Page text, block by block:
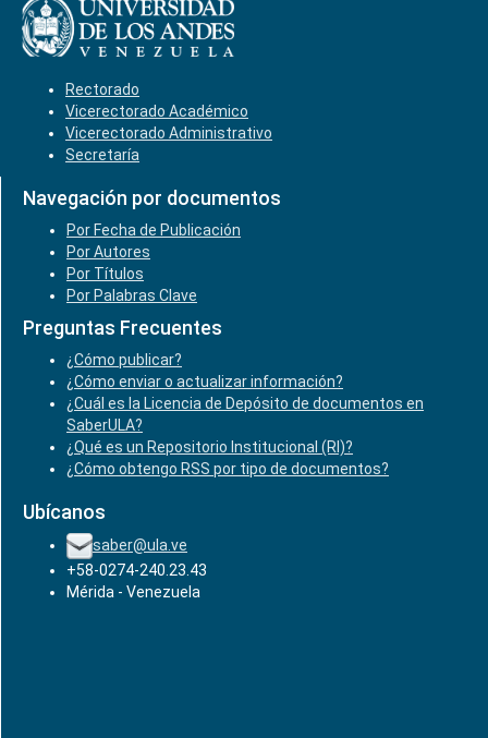
Rectorado
Vicerectorado Académico
Vicerectorado Administrativo
Secretaría
Navegación por documentos
Por Fecha de Publicación
Por Autores
Por Títulos
Por Palabras Clave
Preguntas Frecuentes
¿Cómo publicar?
¿Cómo enviar o actualizar información?
¿Cuál es la Licencia de Depósito de documentos en
SaberULA?
¿Qué es un Repositorio Institucional (RI)?
¿Cómo obtengo RSS por tipo de documentos?
Ubícanos
saber@ula.ve
+58-0274-240.23.43
Mérida - Venezuela